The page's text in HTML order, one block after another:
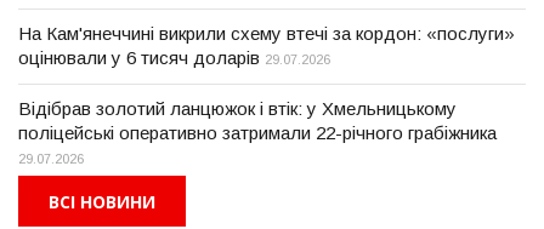
На Кам'янеччині викрили схему втечі за кордон: «послуги»
оцінювали у 6 тисяч доларів 29.07.2026
Відібрав золотий ланцюжок і втік: у Хмельницькому
поліцейські оперативно затримали 22-річного грабіжника
29.07.2026
ВСІ НОВИНИ